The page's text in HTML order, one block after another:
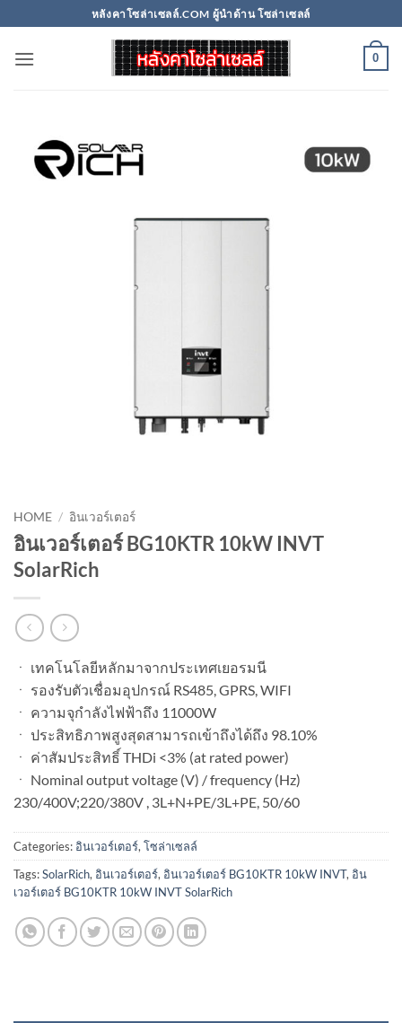
to
content
หลังคาโซล่าเซลล์.COM ผู้นำด้าน โซล่าเซลล์
0
HOME / อินเวอร์เตอร์
อินเวอร์เตอร์ BG10KTR 10kW INVT
SolarRich
ㆍ เทคโนโลยีหลักมาจากประเทศเยอรมนี
ㆍ รองรับตัวเชื่อมอุปกรณ์ RS485, GPRS, WIFI
ㆍ ความจุกำลังไฟฟ้าถึง 11000W
ㆍ ประสิทธิภาพสูงสุดสามารถเข้าถึงได้ถึง 98.10%
ㆍ ค่าสัมประสิทธิ์ THDi <3% (at rated power)
ㆍ Nominal output voltage (V) / frequency (Hz)
230/400V;220/380V , 3L+N+PE/3L+PE, 50/60
Categories: อินเวอร์เตอร์,โซล่าเซลล์
Tags:SolarRich, อินเวอร์เตอร์, อินเวอร์เตอร์ BG10KTR 10kW INVT, อิน
เวอร์เตอร์ BG10KTR 10kW INVT SolarRich